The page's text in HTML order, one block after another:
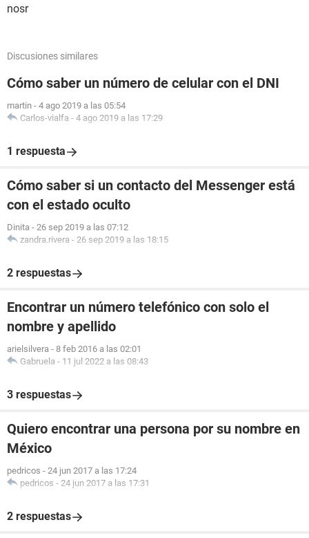
nosr
Discusiones similares
Cómo saber un número de celular con el DNI
martin - 4 ago 2019 a las 05:54
Carlos-vialfa - 4 ago 2019 a las 17:29
1 respuesta
Cómo saber si un contacto del Messenger está
con el estado oculto
Dinita - 26 sep 2019 a las 07:12
zandra.rivera - 26 sep 2019 a las 18:15
2 respuestas
Encontrar un número telefónico con solo el
nombre y apellido
arielsilvera - 8 feb 2016 a las 02:01
Gabruela - 11 jul 2022 a las 08:43
3 respuestas
Quiero encontrar una persona por su nombre en
México
pedricos - 24 jun 2017 a las 17:24
pedricos - 24 jun 2017 a las 17:31
2 respuestas